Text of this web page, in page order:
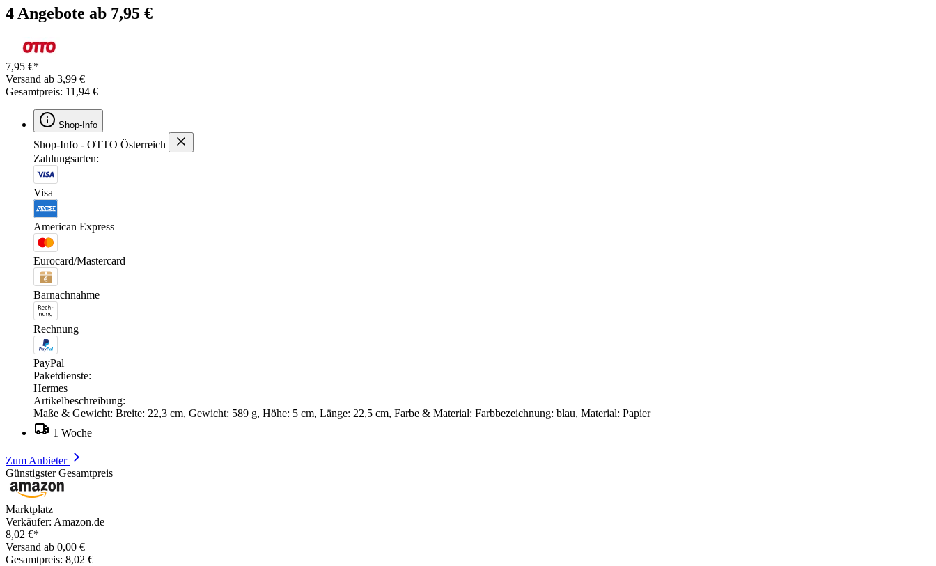
4 Angebote ab 7,95 €
7,95 €*
Versand ab 3,99 €
Gesamtpreis: 11,94 €
Shop-Info
Shop-Info - OTTO Österreich
Zahlungsarten:
Visa
American Express
Eurocard/Mastercard
Barnachnahme
Rechnung
PayPal
Paketdienste:
Hermes
Artikelbeschreibung:
Maße & Gewicht: Breite: 22,3 cm, Gewicht: 589 g, Höhe: 5 cm, Länge: 22,5 cm, Farbe & Material: Farbbezeichnung: blau, Material: Papier
1 Woche
Zum Anbieter
Günstigster Gesamtpreis
Marktplatz
Verkäufer: Amazon.de
8,02 €*
Versand ab 0,00 €
Gesamtpreis: 8,02 €